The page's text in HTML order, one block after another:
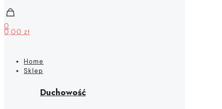
0
0,00 zł
Home
Sklep
Duchowość